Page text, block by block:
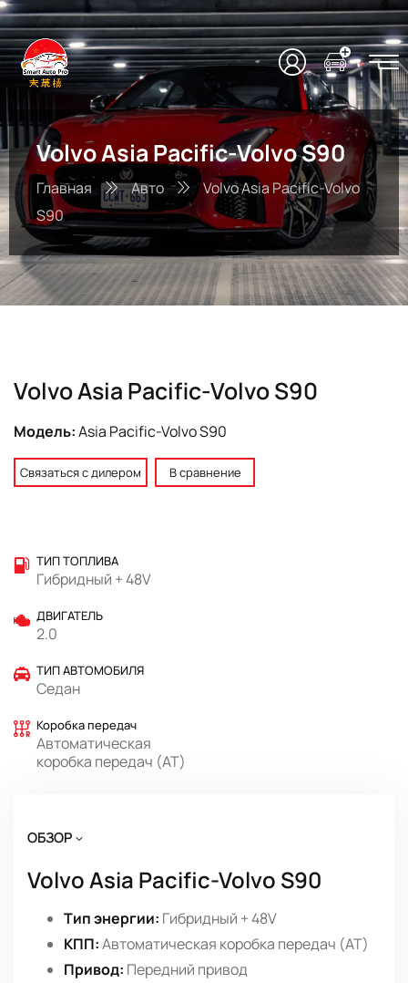
Volvo Asia Pacific-Volvo S90
Главная Авто
Volvo Asia Pacific-Volvo
S90
Volvo Asia Pacific-Volvo S90
Модель:Asia Pacific-Volvo S90
Связаться с дилером В сравнение
ТИП ТОПЛИВА
Гибридный + 48V
ДВИГАТЕЛЬ
2.0
ТИП АВТОМОБИЛЯ
Седан
Коробка передач
Автоматическая
коробка передач (AT)
ОБЗОР
Volvo Asia Pacific-Volvo S90
Тип энергии: Гибридный + 48V
КПП:Автоматическая коробка передач (AT)
Привод: Передний привод